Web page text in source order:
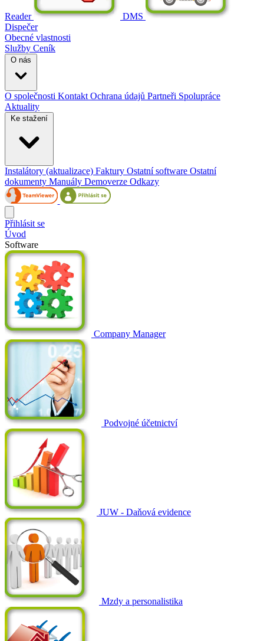
Reader
DMS
Dispečer
Obecné vlastnosti
Služby Ceník
O nás
O společnosti Kontakt Ochrana údajů Partneři Spolupráce
Aktuality
Ke stažení
Instalátory (aktualizace) Faktury Ostatní software Ostatní
dokumenty Manuály Demoverze Odkazy
Přihlásit se
Úvod
Software
Company Manager
Podvojné účetnictví
JUW - Daňová evidence
Mzdy a personalistika